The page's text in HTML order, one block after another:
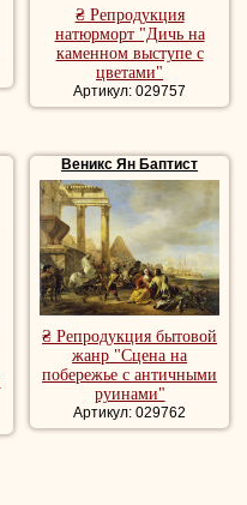
₴ Репродукция
натюрморт "Дичь на
каменном выступе с
цветами"
Артикул: 029757
Веникс Ян Баптист
₴ Репродукция бытовой
жанр "Сцена на
побережье с античными
руинами"
Артикул: 029762